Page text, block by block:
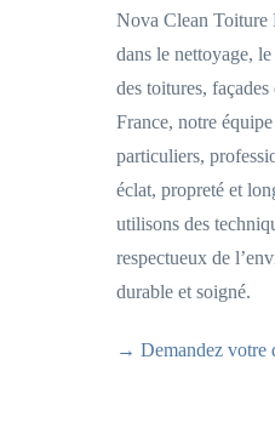
Nova Clean Toiture
dans le nettoyage,
des toitures,
France, notre
particuliers,
éclat, propreté et
utilisons des
respectueux de
durable et soigné.
→ Demandez votre